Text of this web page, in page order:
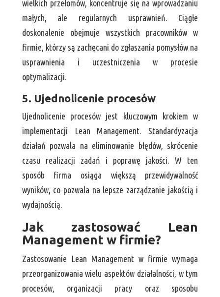
wielkich przełomów, koncentruje się na wprowadzaniu
małych, ale regularnych usprawnień. Ciągłe
doskonalenie obejmuje wszystkich pracowników w
firmie, którzy są zachęcani do zgłaszania pomysłów na
usprawnienia i uczestniczenia w procesie
optymalizacji.
5. Ujednolicenie procesów
Ujednolicenie procesów jest kluczowym krokiem w
implementacji Lean Management. Standardyzacja
działań pozwala na eliminowanie błędów, skrócenie
czasu realizacji zadań i poprawę jakości. W ten
sposób firma osiąga większą przewidywalność
wyników, co pozwala na lepsze zarządzanie jakością i
wydajnością.
Jak zastosować Lean
Management w firmie?
Zastosowanie Lean Management w firmie wymaga
przeorganizowania wielu aspektów działalności, w tym
procesów, organizacji pracy oraz sposobu